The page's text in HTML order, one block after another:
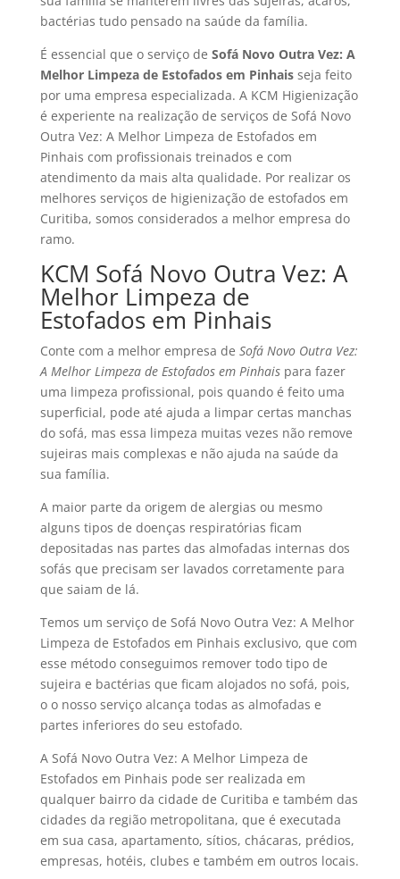
bactérias tudo pensado na saúde da família.
É essencial que o serviço de Sofá Novo Outra Vez: A
Melhor Limpeza de Estofados em Pinhaisseja feito
por uma empresa especializada. A KCM Higienização
é experiente na realização de serviços de Sofá Novo
Outra Vez: A Melhor Limpeza de Estofados em
Pinhais com profissionais treinados e com
atendimento da mais alta qualidade. Por realizar os
melhores serviços de higienização de estofados em
Curitiba, somos considerados a melhor empresa do
ramo.
KCM Sofá Novo Outra Vez: A
Melhor Limpeza de
Estofados em Pinhais
Conte com a melhor empresa de Sofá Novo Outra Vez:
A Melhor Limpeza de Estofados em Pinhaispara fazer
uma limpeza profissional, pois quando é feito uma
superficial, pode até ajuda a limpar certas manchas
do sofá, mas essa limpeza muitas vezes não remove
sujeiras mais complexas e não ajuda na saúde da
sua família.
A maior parte da origem de alergias ou mesmo
alguns tipos de doenças respiratórias ficam
depositadas nas partes das almofadas internas dos
sofás que precisam ser lavados corretamente para
que saiam de lá.
Temos um serviço de Sofá Novo Outra Vez: A Melhor
Limpeza de Estofados em Pinhais exclusivo, que com
esse método conseguimos remover todo tipo de
sujeira e bactérias que ficam alojados no sofá, pois,
o o nosso serviço alcança todas as almofadas e
partes inferiores do seu estofado.
A Sofá Novo Outra Vez: A Melhor Limpeza de
Estofados em Pinhais pode ser realizada em
qualquer bairro da cidade de Curitiba e também das
cidades da região metropolitana, que é executada
em sua casa, apartamento, sítios, chácaras, prédios,
empresas, hotéis, clubes e também em outros locais.